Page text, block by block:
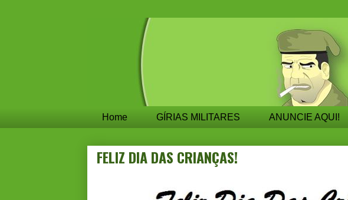
Home GÍRIAS MILITARES ANUNCIE AQUI!
FELIZ DIA DAS CRIANÇAS!